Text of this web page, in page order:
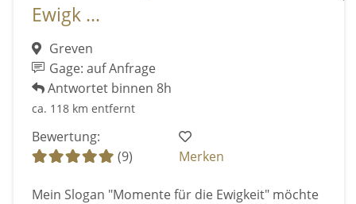
Ewigk ...
Greven
Gage: auf Anfrage
Antwortet binnen 8h
ca. 118 km entfernt
Bewertung:
(9)
Merken
Mein Slogan "Momente für die Ewigkeit" möchte